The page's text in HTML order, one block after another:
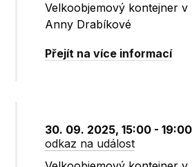
Velkoobjemový kontejner v
Anny Drabíkové
Přejít na více informací
30. 09. 2025, 15:00 - 19:00
odkaz na událost